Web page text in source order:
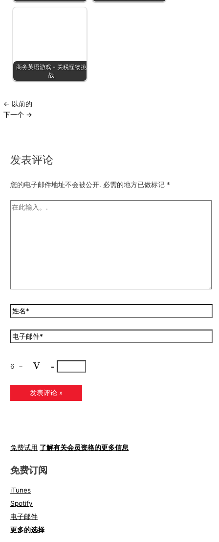
商务英语游戏 - 关税怪物挑
战
← 以前的
下一个 →
发表评论
您的电子邮件地址不会被公开. 必需的地方已做标记 *
6 − =
免费试用 了解有关会员资格的更多信息
免费订阅
iTunes
Spotify
电子邮件
更多的选择